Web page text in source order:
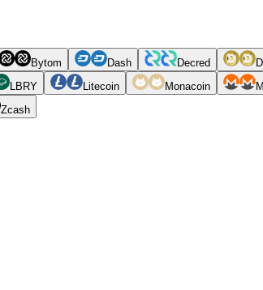
Bytom Dash Decred
LBRY Litecoin Monacoin
Zcash